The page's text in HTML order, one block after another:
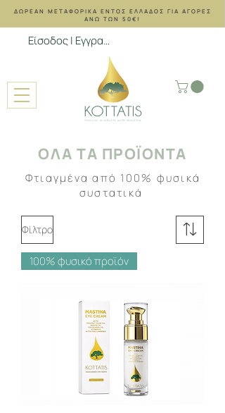
ΔΩΡΕΑΝ ΜΕΤΑΦΟΡΙΚΑ ΕΝΤΟΣ ΕΛΛΑΔΟΣ ΓΙΑ ΑΓΟΡΕΣ
ΑΝΩ ΤΩΝ 50€!
Είσοδος | Εγγραφή
ΟΛΑ ΤΑ ΠΡΟΪΟΝΤΑ
Φτιαγμένα από 100% φυσικά
συστατικά
Φίλτρο
100% φυσικό προϊόν